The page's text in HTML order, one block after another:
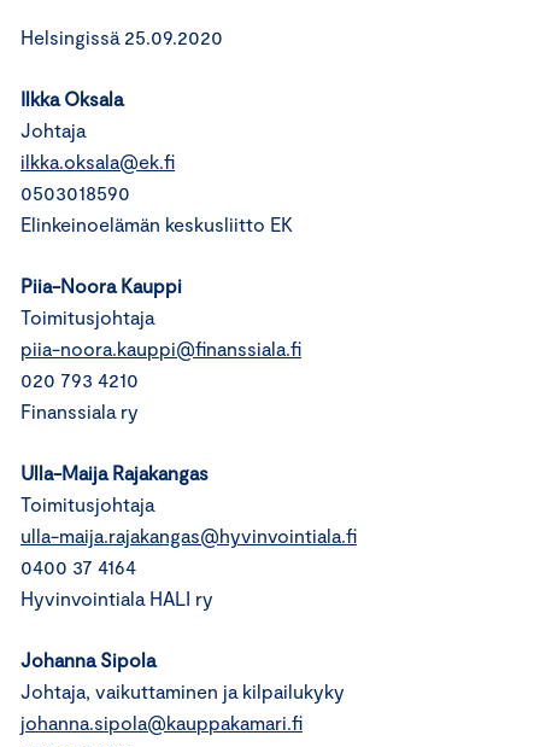
Helsingissä 25.09.2020
Ilkka Oksala
Johtaja
ilkka.oksala@ek.fi
0503018590
Elinkeinoelämän keskusliitto EK
Piia-Noora Kauppi
Toimitusjohtaja
piia-noora.kauppi@finanssiala.fi
020 793 4210
Finanssiala ry
Ulla-Maija Rajakangas
Toimitusjohtaja
ulla-maija.rajakangas@hyvinvointiala.fi
0400 37 4164
Hyvinvointiala HALI ry
Johanna Sipola
Johtaja, vaikuttaminen ja kilpailukyky
johanna.sipola@kauppakamari.fi